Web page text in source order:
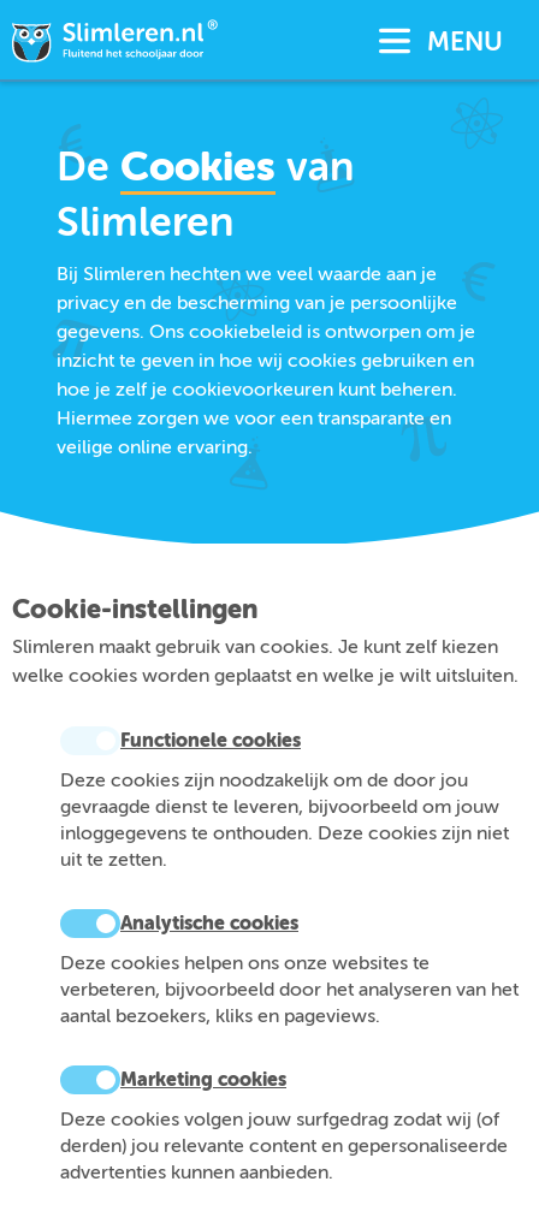
MENU
De Cookies van
Slimleren
Bij Slimleren hechten we veel waarde aan je
privacy en de bescherming van je persoonlijke
gegevens. Ons cookiebeleid is ontworpen om je
inzicht te geven in hoe wij cookies gebruiken en
hoe je zelf je cookievoorkeuren kunt beheren.
Hiermee zorgen we voor een transparante en
veilige online ervaring.
Cookie-instellingen
Slimleren maakt gebruik van cookies. Je kunt zelf kiezen
welke cookies worden geplaatst en welke je wilt uitsluiten.
Functionele cookies
Deze cookies zijn noodzakelijk om de door jou
gevraagde dienst te leveren, bijvoorbeeld om jouw
inloggegevens te onthouden. Deze cookies zijn niet
uit te zetten.
Analytische cookies
Deze cookies helpen ons onze websites te
verbeteren, bijvoorbeeld door het analyseren van het
aantal bezoekers, kliks en pageviews.
Marketing cookies
Deze cookies volgen jouw surfgedrag zodat wij (of
derden) jou relevante content en gepersonaliseerde
advertenties kunnen aanbieden.